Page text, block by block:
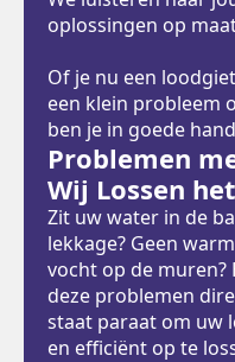
oplossingen op
Of je nu een
een klein probleem
ben je in goede
Problemen
Wij Lossen
Zit uw water in de
lekkage? Geen
vocht op de muren?
deze problemen
staat paraat om uw
en efficiënt op te